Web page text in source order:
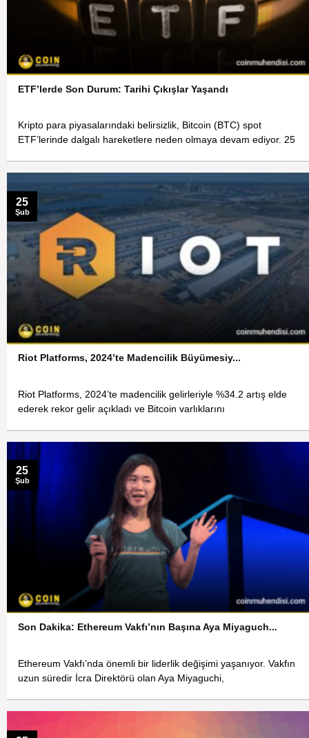
ETF’lerde Son Durum: Tarihi Çıkışlar Yaşandı
Kripto para piyasalarındaki belirsizlik, Bitcoin (BTC) spot
ETF’lerinde dalgalı hareketlere neden olmaya devam ediyor. 25
Riot Platforms, 2024’te Madencilik Büyümesiy...
Riot Platforms, 2024’te madencilik gelirleriyle %34.2 artış elde
ederek rekor gelir açıkladı ve Bitcoin varlıklarını
25
Şub
Son Dakika: Ethereum Vakfı’nın Başına Aya Miyaguch...
Ethereum Vakfı’nda önemli bir liderlik değişimi yaşanıyor. Vakfın
uzun süredir İcra Direktörü olan Aya Miyaguchi,
25
Şub